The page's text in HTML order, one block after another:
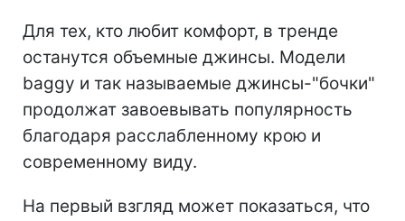
Для тех, кто любит комфорт, в тренде
останутся объемные джинсы. Модели
baggy и так называемые джинсы-"бочки"
продолжат завоевывать популярность
благодаря расслабленному крою и
современному виду.
На первый взгляд может показаться, что